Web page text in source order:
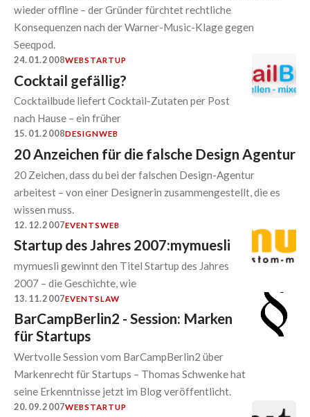
wieder offline – der Gründer fürchtet rechtliche
Konsequenzen nach der Warner-Music-Klage gegen
Seeqpod.
24.01.2008WEBSTARTUP
Cocktail gefällig?
Cocktailbude liefert Cocktail-Zutaten per Post
nach Hause – ein früher
15.01.2008DESIGNWEB
20 Anzeichen für die falsche Design Agentur
20 Zeichen, dass du bei der falschen Design-Agentur
arbeitest – von einer Designerin zusammengestellt, die es
wissen muss.
12.12.2007EVENTSWEB
Startup des Jahres 2007:mymuesli
mymuesli gewinnt den Titel Startup des Jahres
2007 – die Geschichte, wie
13.11.2007EVENTSLAW
BarCampBerlin2 - Session: Marken
für Startups
Wertvolle Session vom BarCampBerlin2 über
Markenrecht für Startups – Thomas Schwenke hat
seine Erkenntnisse jetzt im Blog veröffentlicht.
20.09.2007WEBSTARTUP